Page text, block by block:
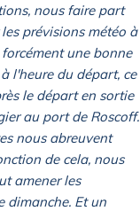
nous faire part
prévisions météo à
une bonne
l'heure du départ, ce
le départ en sortie
au port de Roscoff.
nous abreuvent
de cela, nous
amener les
dimanche. Et un